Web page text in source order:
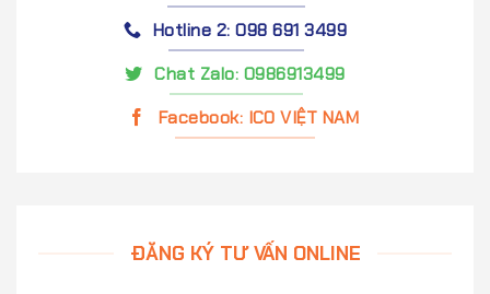
Hotline 2: 098 691 3499
Chat Zalo: 0986913499
Facebook: ICO VIỆT NAM
ĐĂNG KÝ TƯ VẤN ONLINE